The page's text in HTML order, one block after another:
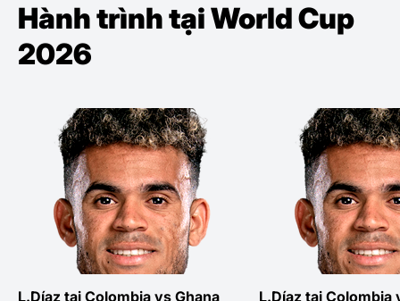
Hành trình tại World Cup
2026
L.Díaz tại Colombia vs Ghana L.Díaz tại Colombia